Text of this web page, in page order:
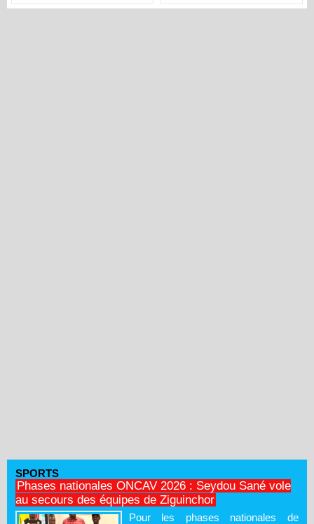
SPORTS
Phases nationales ONCAV 2026 : Seydou Sané vole
au secours des équipes de Ziguinchor
Pour les phases nationales de